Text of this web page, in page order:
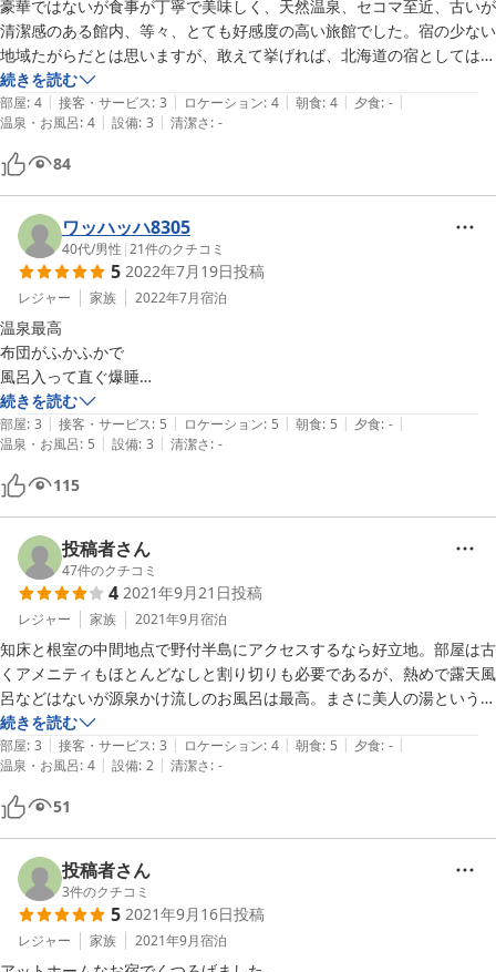
お部屋のファイルに女将のおすすめお散歩コースの案内があり、近所の
森林公園を気持ちよく散歩してきました。
豪華ではないが食事が丁寧で美味しく、天然温泉、セコマ至近、古いが
清潔感のある館内、等々、とても好感度の高い旅館でした。宿の少ない
地域たがらだとは思いますが、敢えて挙げれば、北海道の宿としては少
し割高に感じました。
続きを読む
部屋: 4 | 接客・サービス: 3 | ロケーション: 4 | 朝食: 4 | 夕食: - |
温泉・お風呂: 4 | 設備: 3 | 清潔さ: -
84
ワッハッハ8305
40代/男性 |21件のクチコミ
5 2022年7月19日投稿
レジャー 家族 2022年7月宿泊
温泉最高
布団がふかふかで
風呂入って直ぐ爆睡
朝飯も、つぶや焼き魚、
焼き魚美味しかった〜
晩御飯もやってほしい〜
女将さんやご主人も
優しい感じでゆっくりできました。
ありがとうございます。
続きを読む
部屋: 3 | 接客・サービス: 5 | ロケーション: 5 | 朝食: 5 | 夕食: - |
温泉・お風呂: 5 | 設備: 3 | 清潔さ: -
115
投稿者さん
47件のクチコミ
4 2021年9月21日投稿
レジャー 家族 2021年9月宿泊
知床と根室の中間地点で野付半島にアクセスするなら好立地。部屋は古
くアメニティもほとんどなしと割り切りも必要であるが、熱めで露天風
呂などはないが源泉かけ流しのお風呂は最高。まさに美人の湯という名
の通りすべすべの肌に。朝食は非常においしくボリュームも夕食に近い
量で非常に満足した。
続きを読む
部屋: 3 | 接客・サービス: 3 | ロケーション: 4 | 朝食: 5 | 夕食: - |
温泉・お風呂: 4 | 設備: 2 | 清潔さ: -
51
投稿者さん
3件のクチコミ
5 2021年9月16日投稿
レジャー 家族 2021年9月宿泊